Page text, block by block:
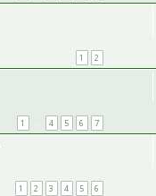
1 2
1 4 5 6 7
1 2 3 4 5 6